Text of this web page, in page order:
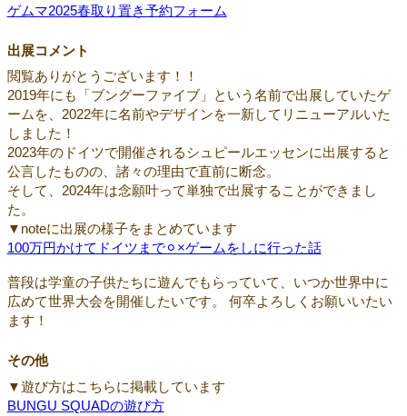
ゲムマ2025春取り置き予約フォーム
出展コメント
閲覧ありがとうございます！！
2019年にも「ブングーファイブ」という名前で出展していたゲ
ームを、2022年に名前やデザインを一新してリニューアルいた
しました！
2023年のドイツで開催されるシュピールエッセンに出展すると
公言したものの、諸々の理由で直前に断念。
そして、2024年は念願叶って単独で出展することができまし
た。
▼noteに出展の様子をまとめています
100万円かけてドイツまで⚪︎×ゲームをしに行った話
普段は学童の子供たちに遊んでもらっていて、いつか世界中に
広めて世界大会を開催したいです。 何卒よろしくお願いいたい
ます！
その他
▼遊び方はこちらに掲載しています
BUNGU SQUADの遊び方